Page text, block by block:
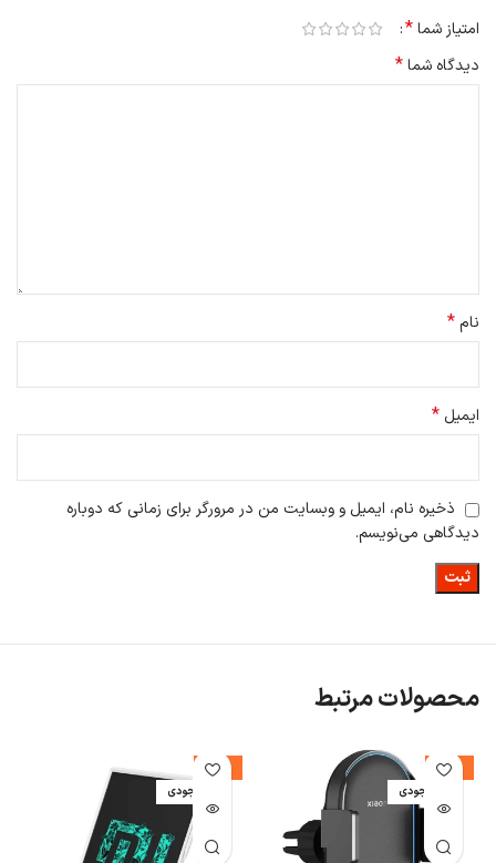
امتیاز شما*
دیدگاه شما*
نام*
ایمیل *
ذخیره نام، ایمیل و وبسایت من در مرورگر برای زمانی که دوباره
دیدگاهی می‌نویسم.
محصولات مرتبط
-16%
اتمام موجودی
-19%
اتمام موجودی